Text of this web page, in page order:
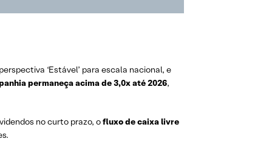
‘Estável’ para escala nacional, e
permaneça acima de 3,0x até 2026,
no curto prazo, ofluxo de caixa livre